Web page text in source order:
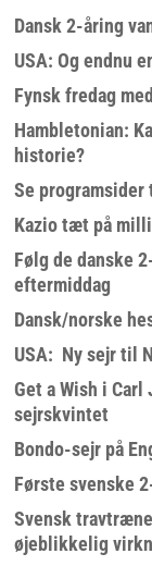
Dansk 2-åring
USA: Og endnu
Fynsk fredag
Hambletonian:
historie?
Se
Kazio tæt på
Følg de danske
eftermiddag
Dansk/norske
USA: Ny sejr til
Get a Wish i Carl
sejrskvintet
Bondo-sejr på
Første svenske
Svensk
øjeblikkelig